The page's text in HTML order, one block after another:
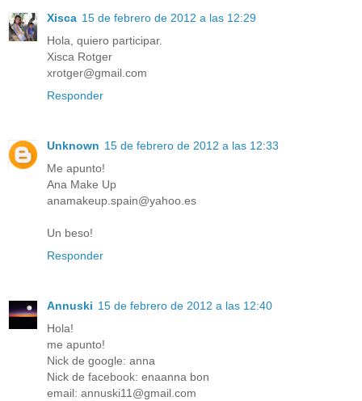
Xisca 15 de febrero de 2012 a las 12:29
Hola, quiero participar.
Xisca Rotger
xrotger@gmail.com
Responder
Unknown 15 de febrero de 2012 a las 12:33
Me apunto!
Ana Make Up
anamakeup.spain@yahoo.es
Un beso!
Responder
Annuski 15 de febrero de 2012 a las 12:40
Hola!
me apunto!
Nick de google: anna
Nick de facebook: enaanna bon
email: annuski11@gmail.com